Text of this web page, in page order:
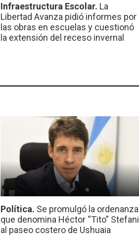
Infraestructura Escolar. La
Libertad Avanza pidió informes por
las obras en escuelas y cuestionó
la extensión del receso invernal
Política. Se promulgó la ordenanza
que denomina Héctor “Tito” Stefani
al paseo costero de Ushuaia